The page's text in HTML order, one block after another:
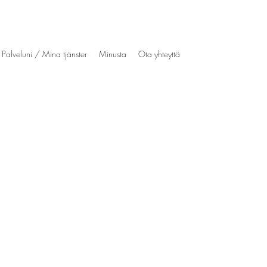
Palveluni / Mina tjänster Minusta Ota yhteyttä